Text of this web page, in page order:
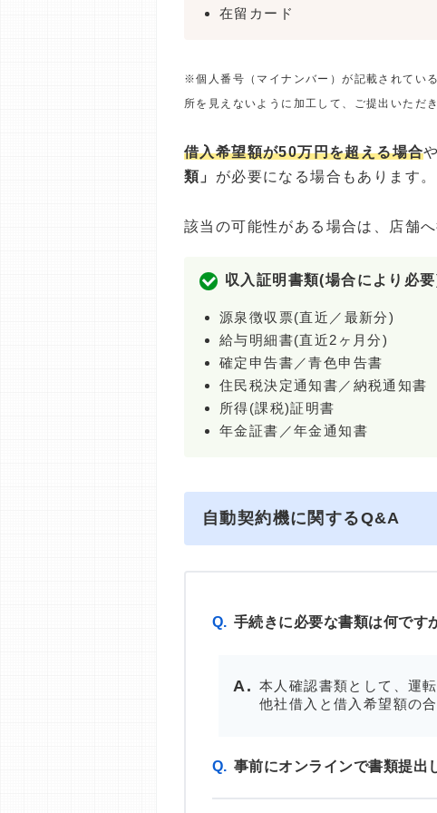
在留カード
※個人番号（マイナンバー）が記載されてい
所を見えないように加工して、ご提出いただ
借入希望額が50万円を超える場合
類」 が必要になる場合もあります。
該当の可能性がある場合は、店舗
収入証明書類(場合により必
源泉徴収票(直近／最新分)
給与明細書(直近2ヶ月分)
確定申告書／青色申告書
住民税決定通知書／納税通知書
所得(課税)証明書
年金証書／年金通知書
自動契約機に関するQ&A
Q. 手続きに必要な書類は何です
本人確認書類として、運
他社借入と借入希望額の
Q. 事前にオンラインで書類提出